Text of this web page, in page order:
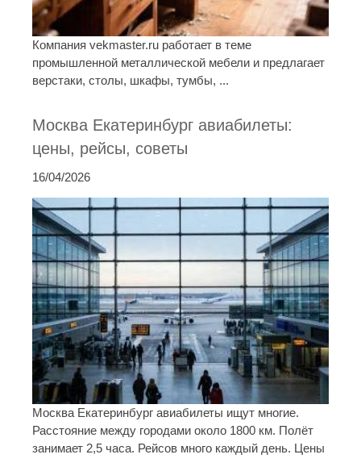
Компания vekmaster.ru работает в теме
промышленной металлической мебели и предлагает
верстаки, столы, шкафы, тумбы, ...
Москва Екатеринбург авиабилеты:
цены, рейсы, советы
16/04/2026
Москва Екатеринбург авиабилеты ищут многие.
Расстояние между городами около 1800 км. Полёт
занимает 2,5 часа. Рейсов много каждый день. Цены